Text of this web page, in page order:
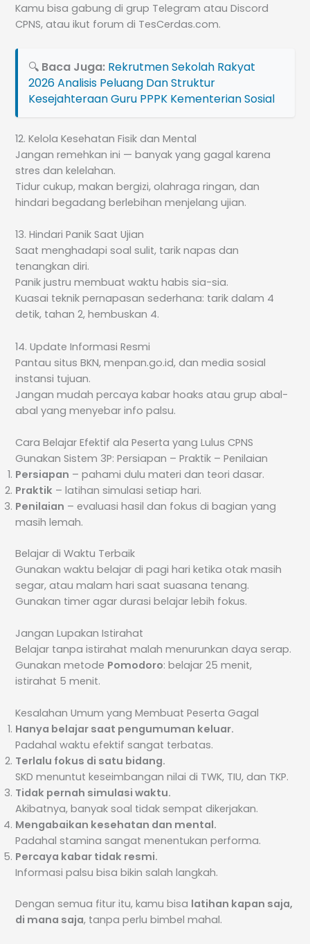
Kamu bisa gabung di grup Telegram atau Discord
CPNS, atau ikut forum di TesCerdas.com.
🔍 Baca Juga: Rekrutmen Sekolah Rakyat
2026 Analisis Peluang Dan Struktur
Kesejahteraan Guru PPPK Kementerian Sosial
12. Kelola Kesehatan Fisik dan Mental
Jangan remehkan ini — banyak yang gagal karena
stres dan kelelahan.
Tidur cukup, makan bergizi, olahraga ringan, dan
hindari begadang berlebihan menjelang ujian.
13. Hindari Panik Saat Ujian
Saat menghadapi soal sulit, tarik napas dan
tenangkan diri.
Panik justru membuat waktu habis sia-sia.
Kuasai teknik pernapasan sederhana: tarik dalam 4
detik, tahan 2, hembuskan 4.
14. Update Informasi Resmi
Pantau situs BKN, menpan.go.id, dan media sosial
instansi tujuan.
Jangan mudah percaya kabar hoaks atau grup abal-
abal yang menyebar info palsu.
Cara Belajar Efektif ala Peserta yang Lulus CPNS
Gunakan Sistem 3P: Persiapan – Praktik – Penilaian
Persiapan – pahami dulu materi dan teori dasar.
Praktik – latihan simulasi setiap hari.
Penilaian – evaluasi hasil dan fokus di bagian yang
masih lemah.
Belajar di Waktu Terbaik
Gunakan waktu belajar di pagi hari ketika otak masih
segar, atau malam hari saat suasana tenang.
Gunakan timer agar durasi belajar lebih fokus.
Jangan Lupakan Istirahat
Belajar tanpa istirahat malah menurunkan daya serap.
Gunakan metode Pomodoro: belajar 25 menit,
istirahat 5 menit.
Kesalahan Umum yang Membuat Peserta Gagal
Hanya belajar saat pengumuman keluar.
Padahal waktu efektif sangat terbatas.
Terlalu fokus di satu bidang.
SKD menuntut keseimbangan nilai di TWK, TIU, dan TKP.
Tidak pernah simulasi waktu.
Akibatnya, banyak soal tidak sempat dikerjakan.
Mengabaikan kesehatan dan mental.
Padahal stamina sangat menentukan performa.
Percaya kabar tidak resmi.
Informasi palsu bisa bikin salah langkah.
Dengan semua fitur itu, kamu bisa latihan kapan saja,
di mana saja, tanpa perlu bimbel mahal.